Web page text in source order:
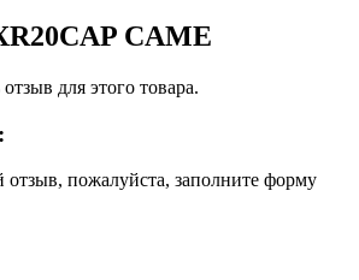
CAME
для этого товара.
отзыв, пожалуйста, заполните форму